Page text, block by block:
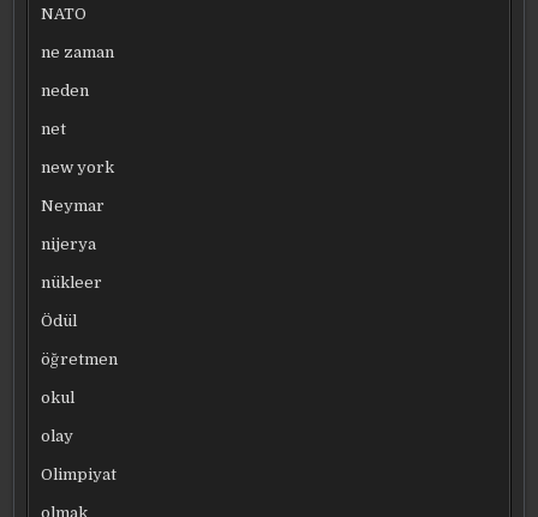
NATO
ne zaman
neden
net
new york
Neymar
nijerya
nükleer
Ödül
öğretmen
okul
olay
Olimpiyat
olmak